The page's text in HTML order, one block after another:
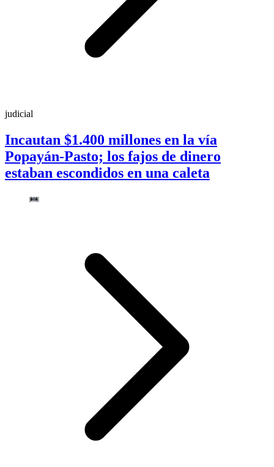
judicial
Incautan $1.400 millones en la vía
Popayán-Pasto; los fajos de dinero
estaban escondidos en una caleta